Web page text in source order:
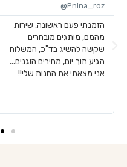
Pnina_roz@
הזמנתי פעם ראשונה, שירות
מהמם, מותגים מובחרים
שקשה להשיג בד"כ, המשלוח
הגיע תוך יום, מחירים הוגנים...
אני מצאתי את החנות שלי!!